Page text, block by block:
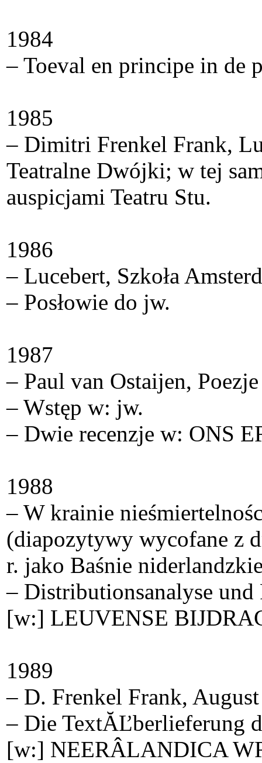
1984
– Toeval en principe in de
1985
– Dimitri Frenkel Frank,
Teatralne Dwójki; w tej
auspicjami Teatru Stu.
1986
– Lucebert, Szkoła
– Posłowie do jw.
1987
– Paul van Ostaijen,
– Wstęp w: jw.
– Dwie recenzje w: ONS
1988
– W krainie
(diapozytywy wycofane z
r. jako Baśnie
– Distributionsanalyse und
[w:] LEUVENSE
1989
– D. Frenkel Frank,
– Die TextĂĽberlieferung
[w:] NEERÂ­LANDICA